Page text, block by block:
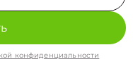
конфиденциальности